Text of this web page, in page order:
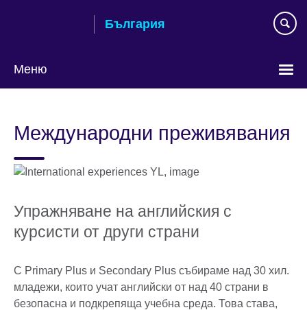
България
Меню
Международни преживявания
Упражняване на английския с
курсисти от други страни
С Primary Plus и Secondary Plus събираме над 30 хил.
младежи, които учат английски от над 40 страни в
безопасна и подкрепяща учебна среда. Това става,